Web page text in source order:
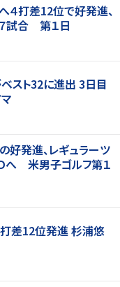
４打差12位で好発進、
試合 第１日
スト32に進出 3日目
好発進、レギュラーツ
へ 米男子ゴルフ第１
差12位発進 杉浦悠